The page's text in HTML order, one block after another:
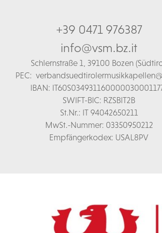
+39 0471 976387
info@vsm.bz.it
Schlernstraße 1, 39100 Bozen
PEC:
IBAN:
SWIFT-BIC: RZSBIT2B
St.Nr.: IT 94042650211
MwSt.-Nummer: 03350950212
Empfängerkodex: USAL8PV